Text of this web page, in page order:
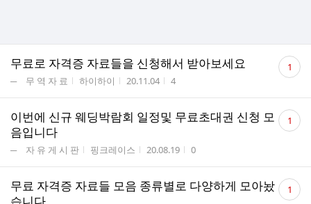
무료로 자격증 자료들을 신청해서 받아보세요
게시판명
─ 무 역 자 료 작성자
하이하이 작성시간
20.11.04 조회수
4
댓
글 1
이번에 신규 웨딩박람회 일정및 무료초대권 신청 모
음입니다
게시판명
─ 자 유 게 시 판 작성자
핑크레이스 작성시간
20.08.19 조회수
0
댓
글 1
무료 자격증 자료들 모음 종류별로 다양하게 모아놨 댓
글 1